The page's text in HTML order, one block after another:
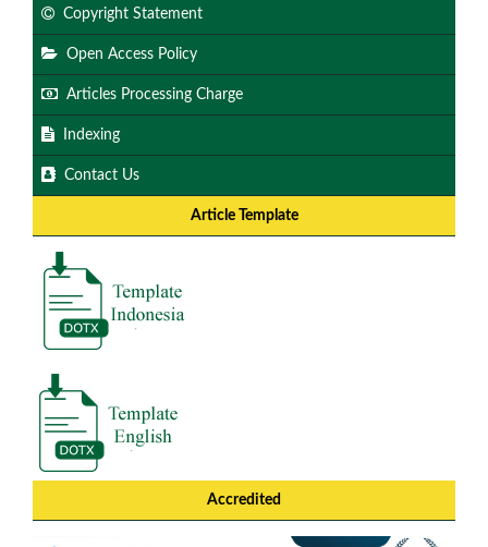
Copyright Statement
Open Access Policy
Articles Processing Charge
Indexing
Contact Us
Article Template
Accredited